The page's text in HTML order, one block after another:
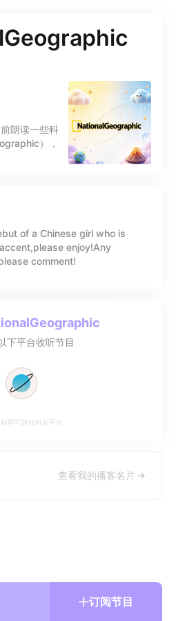
朗读一些科
），
of a Chinese girl who is
enjoy!Any
comment!
下平台收听节目
标即可跳转对应平台
查看我的播客名片
订阅节目